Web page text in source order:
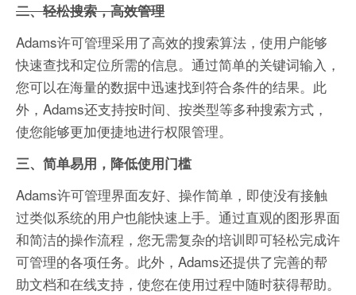
二、轻松搜索，高效管理
Adams许可管理采用了高效的搜索算法，使用户能够
快速查找和定位所需的信息。通过简单的关键词输入，
您可以在海量的数据中迅速找到符合条件的结果。此
外，Adams还支持按时间、按类型等多种搜索方式，
使您能够更加便捷地进行权限管理。
三、简单易用，降低使用门槛
Adams许可管理界面友好、操作简单，即使没有接触
过类似系统的用户也能快速上手。通过直观的图形界面
和简洁的操作流程，您无需复杂的培训即可轻松完成许
可管理的各项任务。此外，Adams还提供了完善的帮
助文档和在线支持，使您在使用过程中随时获得帮助。